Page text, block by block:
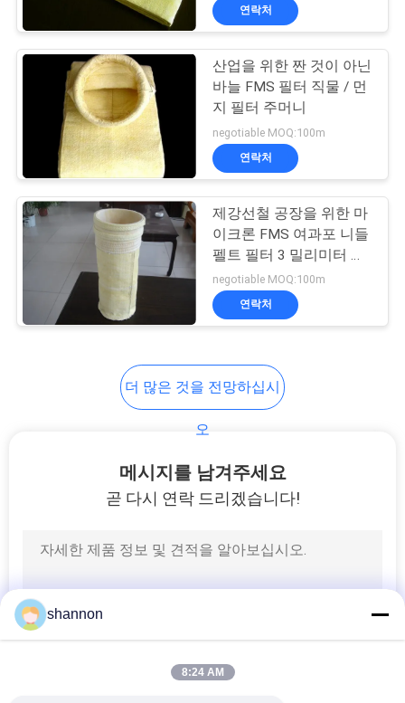
나일론 여과포
P84 필터 직물
PPS 필터 직물
연락처
산업을 위한 짠 것이 아닌
바늘 FMS 필터 직물 / 먼
지 필터 주머니
negotiable MOQ:100m
연락처
제강선철 공장을 위한 마
이크론 FMS 여과포 니들
펠트 필터 3 밀리미터 두
께
negotiable MOQ:100m
연락처
더 많은 것을 전망하십시
오
메시지를 남겨주세요
곧 다시 연락 드리겠습니다!
shannon
8:24 AM